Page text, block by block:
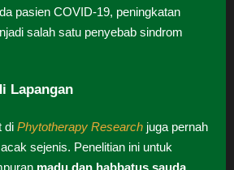
pasien COVID-19, peningkatan
salah satu penyebab sindrom
Lapangan
di Phytotherapy Research juga pernah
sejenis. Penelitian ini untuk